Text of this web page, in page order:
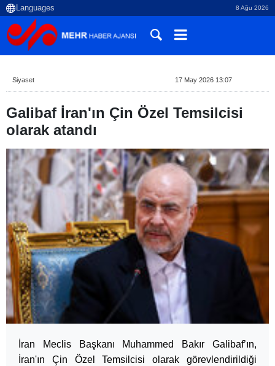
8 Ağu 2026
Siyaset 17 May 2026 13:07
Galibaf İran'ın Çin Özel Temsilcisi
olarak atandı
İran Meclis Başkanı Muhammed Bakır Galibaf’ın,
İran'ın Çin Özel Temsilcisi olarak görevlendirildiği